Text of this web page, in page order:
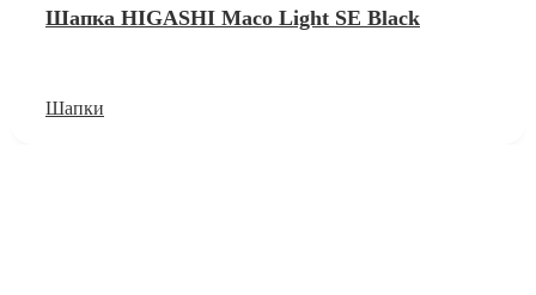
Шапка HIGASHI Maco Light SE Black
Шапки